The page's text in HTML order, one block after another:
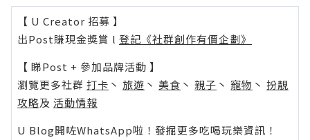
【 U Creator 招募 】
出Post賺現金獎賞 l 登記《社群創作有價企劃》
【 睇Post + 參加品牌活動 】
瀏覽更多社群 打卡 丶 旅遊 丶 美食 丶 親子 丶 寵物 丶 扮靚
攻略及 活動情報
U Blog開咗WhatsApp啦！發掘更多吃喝玩樂資訊！